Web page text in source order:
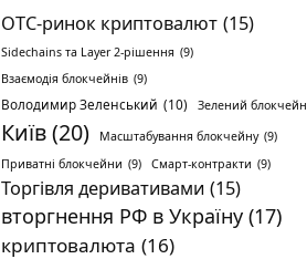
OTC-ринок криптовалют (15)
Sidechains та Layer 2-рішення (9)
Взаємодія блокчейнів (9)
Володимир Зеленський (10) Зелений блокчейн
Київ(20) Масштабування блокчейну (9)
Приватні блокчейни (9) Смарт-контракти (9)
Торгівля деривативами (15)
вторгнення РФ в Україну (17)
криптовалюта (16)